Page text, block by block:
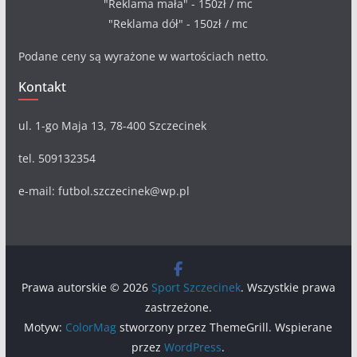
"Reklama mała" - 150zł / mc
"Reklama dół" - 150zł / mc
Podane ceny są wyrażone w wartościach netto.
Kontakt
ul. 1-go Maja 13, 78-400 Szczecinek
tel. 509132354
e-mail: futbol.szczecinek@wp.pl
Prawa autorskie © 2026 Sport Szczecinek. Wszystkie prawa
zastrzeżone.
Motyw: ColorMag stworzony przez ThemeGrill. Wspierane
przezWordPress.